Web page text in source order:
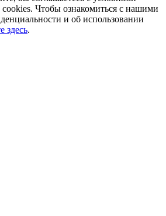
Чтобы ознакомиться с нашими
и об использовании
здесь.